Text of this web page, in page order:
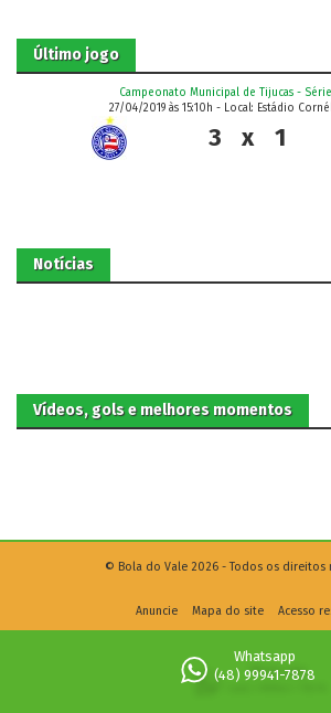
Último jogo
Campeonato Municipal de Tijucas -
27/04/2019 às 15:10h - Local: Estádio
3 x 1
Notícias
Vídeos, gols e melhores momentos
© Bola do Vale 2026 - Todos os direitos
Anuncie Mapa do site Acesso
Whatsapp
(48) 99941-7878